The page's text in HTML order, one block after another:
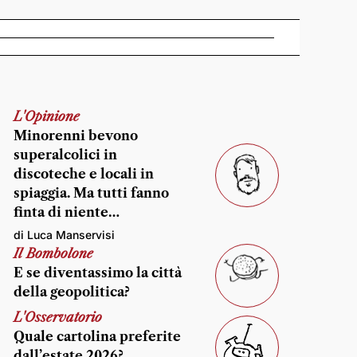
L'Opinione
Minorenni bevono
superalcolici in
discoteche e locali in
spiaggia. Ma tutti fanno
finta di niente…
di Luca Manservisi
Il Bombolone
E se diventassimo la città
della geopolitica?
L'Osservatorio
Quale cartolina preferite